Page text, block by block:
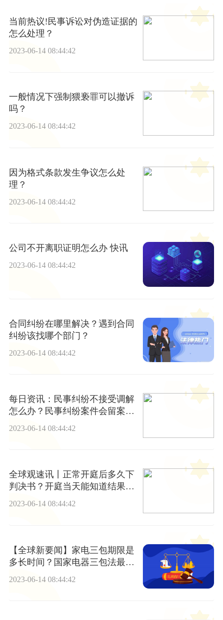
当前热议!民事诉讼对伪造证据的
怎么处理？
2023-06-14 08:44:42
一般情况下强制猥亵罪可以撤诉
吗？
2023-06-14 08:44:42
因为格式条款发生争议怎么处
理？
2023-06-14 08:44:42
公司不开离职证明怎么办 快讯
2023-06-14 08:44:42
合同纠纷在哪里解决？遇到合同
纠纷该找哪个部门？
2023-06-14 08:44:42
每日资讯：民事纠纷不接受调解
怎么办？民事纠纷案件会留案底
2023-06-14 08:44:42
全球观速讯丨正常开庭后多久下
判决书？开庭当天能知道结果
吗？
2023-06-14 08:44:42
【全球新要闻】家电三包期限是
多长时间？国家电器三包法最新
2023-06-14 08:44:42